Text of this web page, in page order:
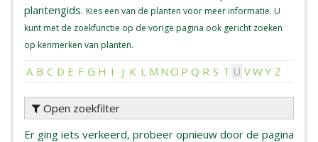
plantengids. Kies een van de planten voor meer informatie. U
kunt met de zoekfunctie op de vorige pagina ook gericht zoeken
op kenmerken van planten.
A B C D E F G H I J K L M N O P Q R S T U VWY Z
Open zoekfilter
Er ging iets verkeerd, probeer opnieuw door de pagina